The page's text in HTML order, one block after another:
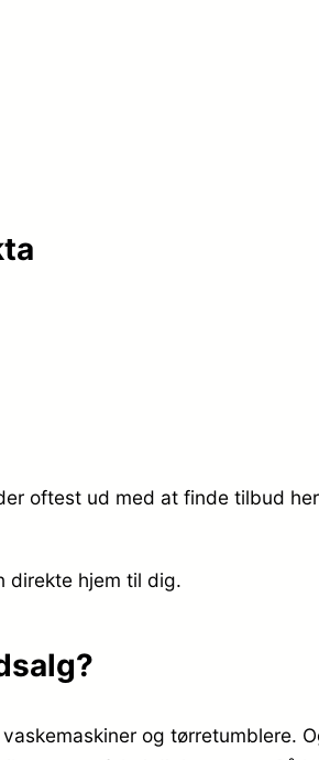
oftest ud med at finde tilbud
direkte hjem til dig.
og tørretumblere.